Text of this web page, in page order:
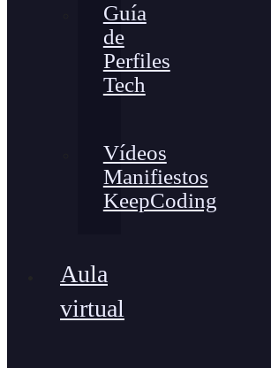
Guía
de
Perfiles
Tech
Vídeos
Manifiestos
KeepCoding
Aula
virtual